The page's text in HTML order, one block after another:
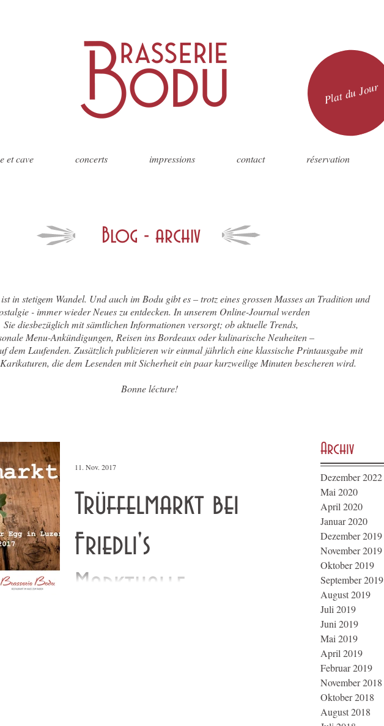
Plat du Jour
et cave concerts impressions contact réservation
Blog - archiv
in stetigem Wandel. Und auch im Bodu gibt es – trotz eines grossen Masses an Tradition und
- immer wieder Neues zu entdecken. In unserem Online-Journal werden
Sie diesbezüglich mit sämtlichen Informationen versorgt; ob aktuelle Trends,
Menu-Ankündigungen, Reisen ins Bordeaux oder kulinarische Neuheiten –
dem Laufenden. Zusätzlich publizieren wir einmal jährlich eine klassische Printausgabe mit
die dem Lesenden mit Sicherheit ein paar kurzweilige Minuten bescheren wird.
Bonne lécture!
Trüffelmarkt bei
Friedli's
Markthalle
11. Nov. 2017
Archiv
Dezember 2022
Mai 2020
April 2020
Januar 2020
Dezember 2019
November 2019
Oktober 2019
September 2019
August 2019
Juli 2019
Juni 2019
Mai 2019
April 2019
Februar 2019
November 2018
Oktober 2018
August 2018